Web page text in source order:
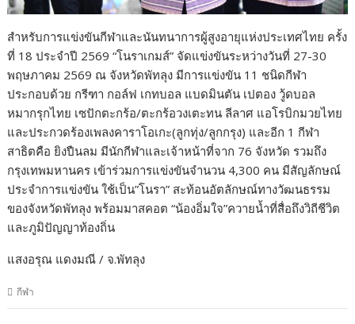
สำหรับการแข่งขันกีฬาและนันทนาการผู้สูงอายุแห่งประเทศไทย ครั้ง
ที่ 18 ประจำปี 2569 “โนราเกมส์” จัดแข่งขันระหว่างวันที่ 27-30
พฤษภาคม 2569 ณ จังหวัดพัทลุง มีการแข่งขัน 11 ชนิดกีฬา
ประกอบด้วย กรีฑา กอล์ฟ เกทบอล แบดมินตัน เปตอง วู้ดบอล
หมากรุกไทย เซปักตะกร้อ/ตะกร้อวงเตะทน ลีลาศ แอโรบิกมวยไทย
และประกวดร้องเพลงคาราโอเกะ(ลูกทุ่ง/ลูกกรุง) และอีก 1 กีฬา
สาธิตคือ ยิงปืนลม มีนักกีฬาและเจ้าหน้าที่จาก 76 จังหวัด รวมถึง
กรุงเทพมหานคร เข้าร่วมการแข่งขันจำนวน 4,300 คน มีสัญลักษณ์
ประจำการแข่งขัน ใช้เป็น”โนรา” สะท้อนอัตลักษณ์ทางวัฒนธรรม
ของจังหวัดพัทลุง พร้อมมาสคอต “น้องอิ่มใจ”ควายน้ำที่สื่อถึงวิถีชีวิต
และภูมิปัญญาท้องถิ่น
แสงอรุณ แดงมณี / จ.พัทลุง
กีฬา